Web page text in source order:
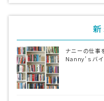
ナニーの仕事
Nanny’ｓバ